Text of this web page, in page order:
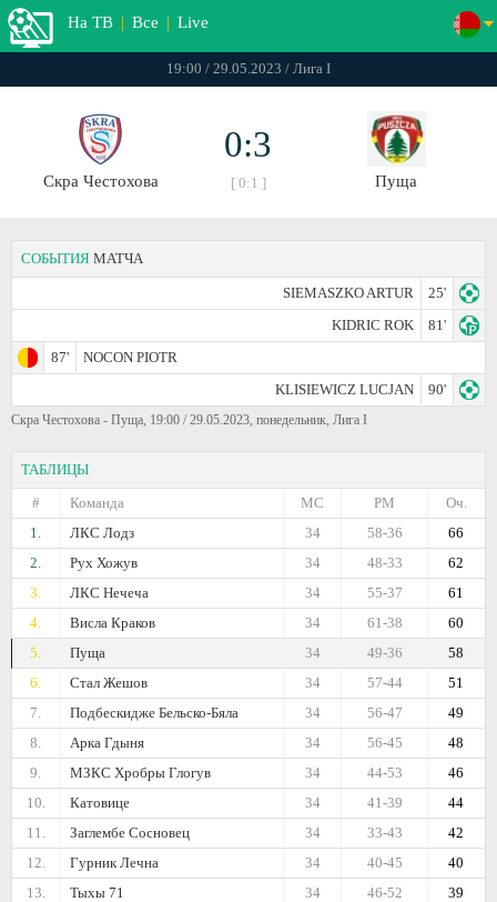
На ТВ | Все | Live
19:00 / 29.05.2023 / Лига I
Скра Честохова
0:3
[ 0:1 ] Пуща
СОБЫТИЯ МАТЧА
SIEMASZKO ARTUR
25'
KIDRIC ROK
81'
87'
NOCON PIOTR
KLISIEWICZ LUCJAN
90'
Скра Честохова - Пуща, 19:00 / 29.05.2023, понедельник, Лига I
ТАБЛИЦЫ
#
Команда Оч.
РМ
МС
1.
ЛКС Лодз 66
58-36
34
2.
Рух Хожув 62
48-33
34
3.
ЛКС Нечеча 61
55-37
34
4.
Висла Краков 60
61-38
34
5.
Пуща 58
49-36
34
6.
Стал Жешов 51
57-44
34
7.
Подбескидже Бельско-Бяла 49
56-47
34
8.
Арка Гдыня 48
56-45
34
9.
МЗКС Хробры Глогув 46
44-53
34
10.
Катовице 44
41-39
34
11.
Заглембе Сосновец 42
33-43
34
12.
Гурник Лечна 40
40-45
34
13.
Тыхы 71 39
46-52
34